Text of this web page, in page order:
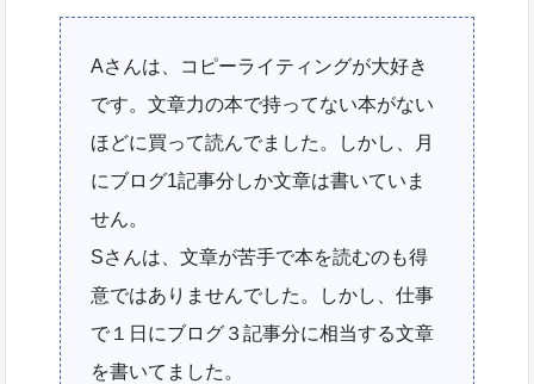
Aさんは、コピーライティングが大好き
です。文章力の本で持ってない本がない
ほどに買って読んでました。しかし、月
にブログ1記事分しか文章は書いていま
せん。
Sさんは、文章が苦手で本を読むのも得
意ではありませんでした。しかし、仕事
で１日にブログ３記事分に相当する文章
を書いてました。